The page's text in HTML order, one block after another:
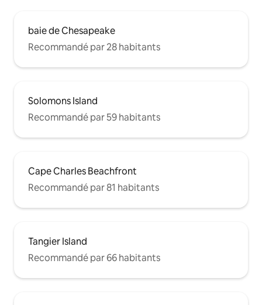
baie de Chesapeake
Recommandé par 28 habitants
Solomons Island
Recommandé par 59 habitants
Cape Charles Beachfront
Recommandé par 81 habitants
Tangier Island
Recommandé par 66 habitants